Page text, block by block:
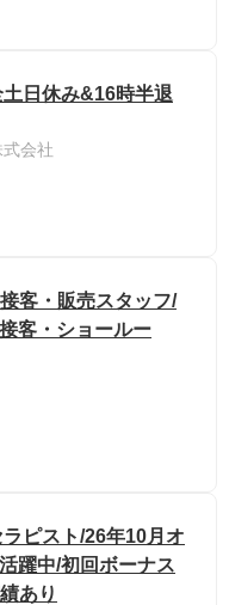
土日休み&16時半退
会社
客・販売スタッフ/
客・ショールー
ピスト/26年10月オ
躍中/初回ボーナス
あり